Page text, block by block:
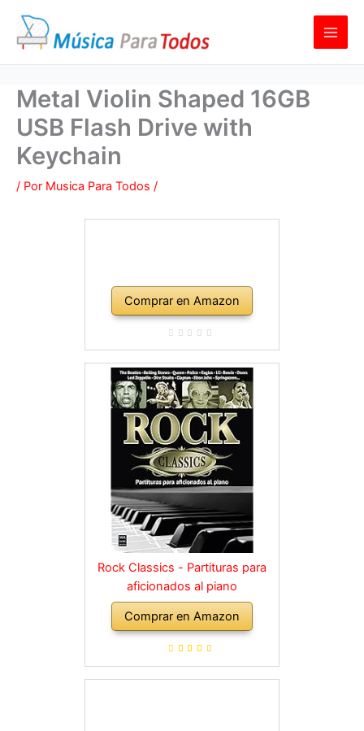
contenido
Metal Violin Shaped 16GB
USB Flash Drive with
Keychain
/ Por Musica Para Todos /
Comprar en Amazon
Rock Classics - Partituras para
aficionados al piano
Comprar en Amazon